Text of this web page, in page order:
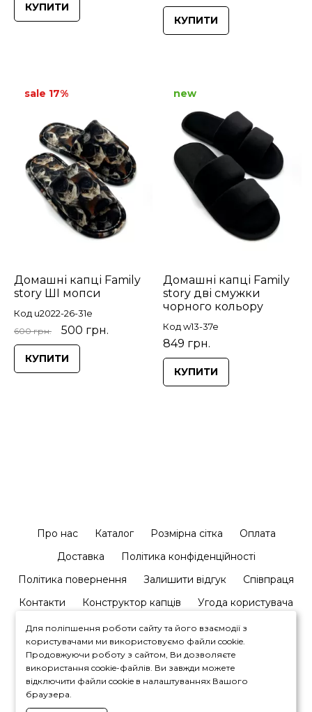
КУПИТИ
КУПИТИ
Домашні капці Family
story ШІ мопси
Код u2022-26-31e
600 грн. 500 грн.
sale 17%
КУПИТИ
Домашні капці Family
story дві смужки
чорного кольору
Код w13-37e
849 грн.
new
КУПИТИ
Про нас Каталог Розмірна сітка
Оплата
Доставка
Політика конфіденційності
Політика повернення
Залишити відгук
Співпраця
Контакти
Конструктор капців Угода користувача
+380964446450
Для поліпшення роботи сайту та його взаємодії з
користувачами ми використовуємо файли cookie.
Продовжуючи роботу з сайтом, Ви дозволяєте
використання cookie-файлів. Ви завжди можете
відключити файли cookie в налаштуваннях Вашого
браузера.